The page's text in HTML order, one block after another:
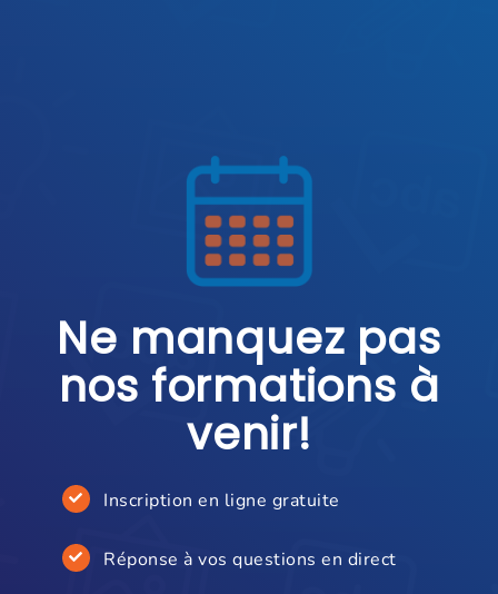
Ne manquez pas
nos formations à
venir!
Inscription en ligne gratuite
Réponse à vos questions en direct